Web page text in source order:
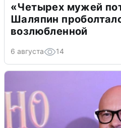
«Четырех мужей
Шаляпин
возлюбленной
6 августа 14